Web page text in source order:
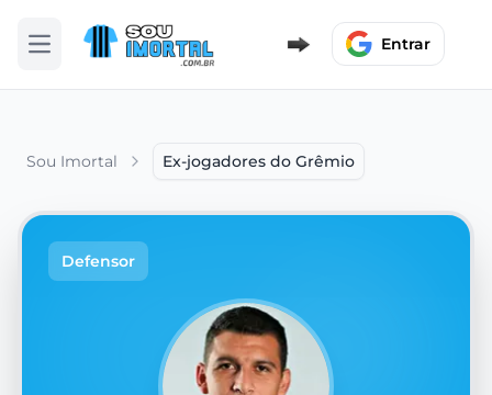
Abrir menu Entrar
Sou Imortal Ex-jogadores do Grêmio
Defensor